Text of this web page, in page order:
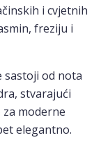
i cvjetnih
freziju i
sastoji od nota
stvarajući
moderne
elegantno.